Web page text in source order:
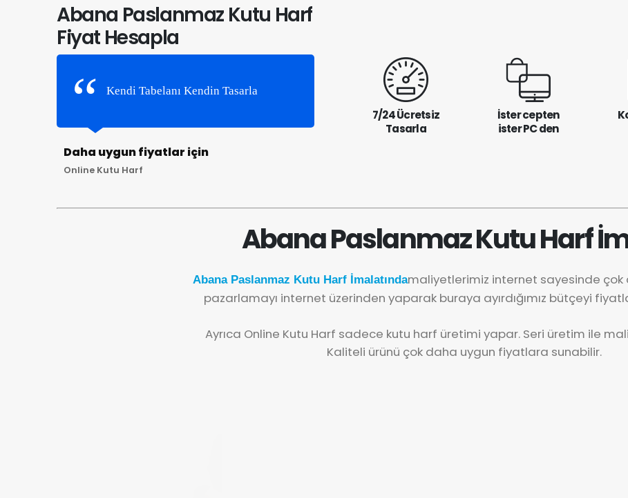
Abana Paslanmaz Kutu Harf
Fiyat Hesapla
Kendi Tabelanı Kendin Tasarla
Daha uygun fiyatlar için
Online Kutu Harf
7/24 Ücretsiz
Tasarla
İster cepten
ister PC den
Abana Paslanmaz Kutu Harf
Abana Paslanmaz Kutu Harf İmalatındamaliyetlerimiz internet sayesinde çok
pazarlamayı internet üzerinden yaparak buraya ayırdığımız bütçeyi
Ayrıca Online Kutu Harf sadece kutu harf üretimi yapar. Seri üretim ile
Kaliteli ürünü çok daha uygun fiyatlara sunabilir.